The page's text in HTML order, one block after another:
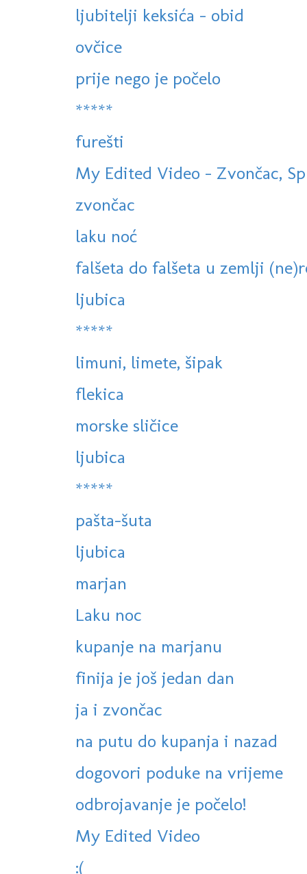
ljubitelji keksića - obid
ovčice
prije nego je počelo
*****
furešti
My Edited Video - Zvončac,
zvončac
laku noć
falšeta do falšeta u zemlji
ljubica
*****
limuni, limete, šipak
flekica
morske sličice
ljubica
*****
pašta-šuta
ljubica
marjan
Laku noc
kupanje na marjanu
finija je još jedan dan
ja i zvončac
na putu do kupanja i nazad
dogovori poduke na vrijeme
odbrojavanje je počelo!
My Edited Video
:(